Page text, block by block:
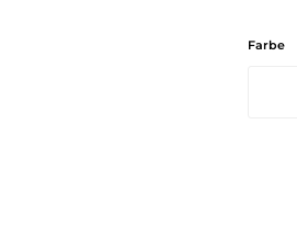
Farbe